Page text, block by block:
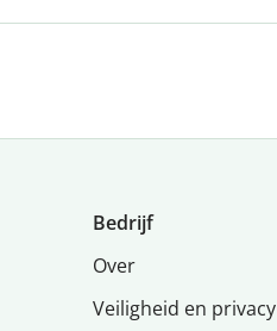
Bedrijf
Over
Veiligheid en privacy